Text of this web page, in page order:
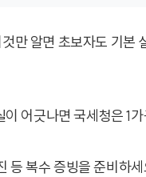
만 알면 초보자도 기본
어긋나면 국세청은 1
등 복수 증빙을 준비하세